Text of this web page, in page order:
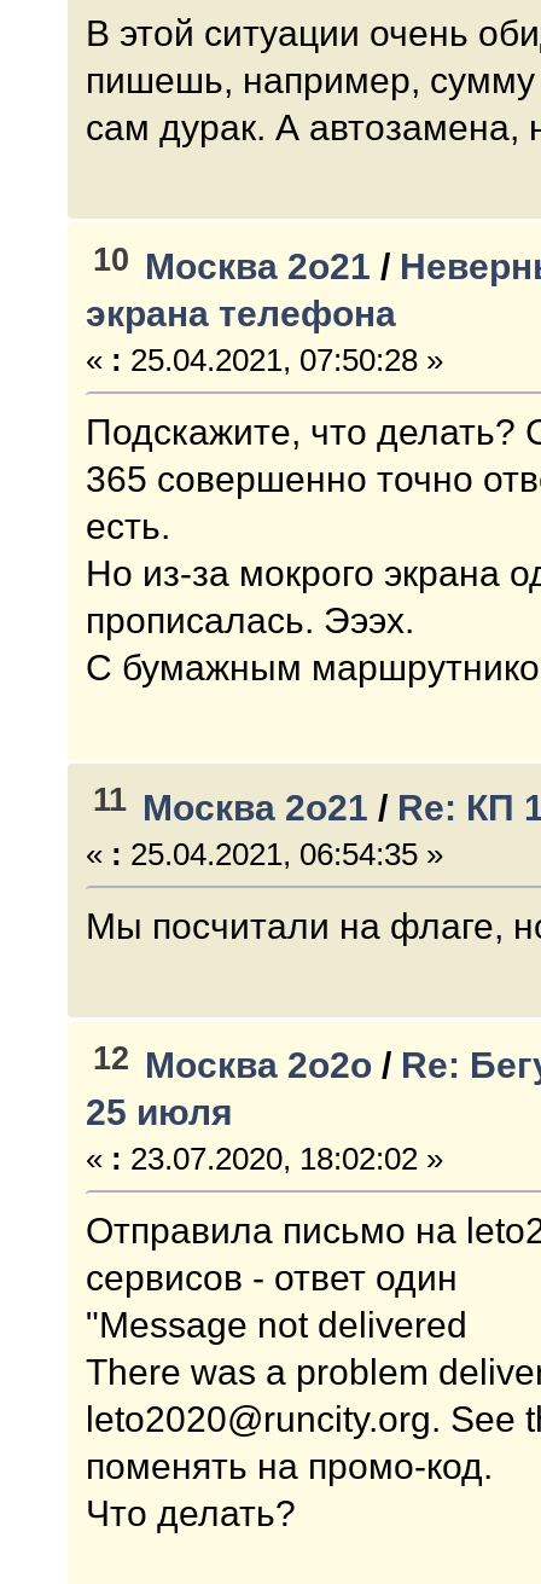
В этой ситуации очень
пишешь, например,
сам дурак. А автозамена,
10 Москва 2о21 /
экрана телефона
« : 25.04.2021, 07:50:28 »
Подскажите, что
365 совершенно точно
есть.
Но из-за мокрого экрана
прописалась. Эээх.
С бумажным
11 Москва 2о21 / Re: КП
« : 25.04.2021, 06:54:35 »
Мы посчитали на флаге,
12 Москва 2о2о / Re:
25 июля
« : 23.07.2020, 18:02:02 »
Отправила письмо на
сервисов - ответ один
"Message not delivered
There was a problem
leto2020@runcity.org. See
поменять на промо-код.
Что делать?